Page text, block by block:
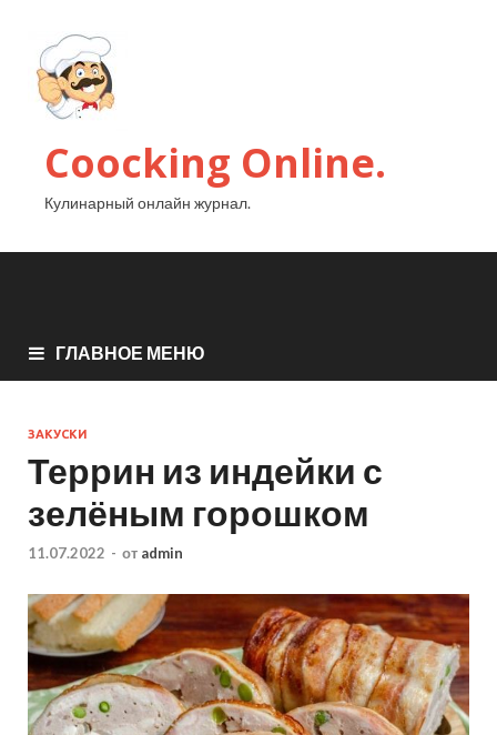
Coocking Online.
Кулинарный онлайн журнал.
ГЛАВНОЕ МЕНЮ
ЗАКУСКИ
Террин из индейки с
зелёным горошком
11.07.2022 - от admin